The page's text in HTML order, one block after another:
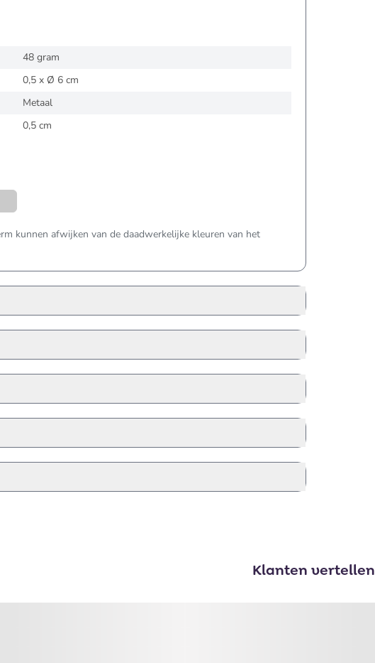
48 gram
0,5 x Ø 6 cm
Metaal
0,5 cm
kunnen afwijken van de daadwerkelijke kleuren van het
Klanten vertellen